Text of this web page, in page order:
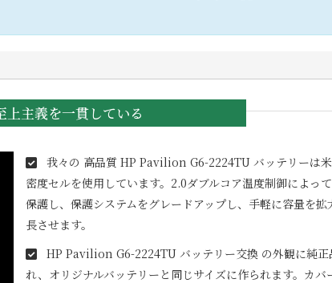
主義を一貫している
我々の 高品質 HP Pavilion G6-2224TU バッテリーは
密度セルを使用しています。2.0ダブルコア温度制御によっ
保護し、保護システムをグレードアップし、手軽に容量を
長させます。
HP Pavilion G6-2224TU バッテリー交換 の外観に純
れ、オリジナルバッテリーと同じサイズに作られます。カ